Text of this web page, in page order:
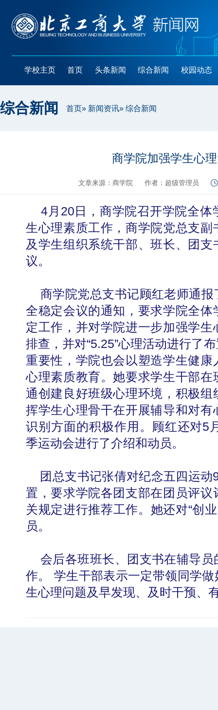
学校主页 首页 头条新闻 综合新闻 校园动态
综合新闻 首页» 新闻资讯» 综合新闻
商学院加强学生心
文章来源：商学院 作者：超级管理员
4月20日，商学院召开学院全体
生心理素质工作，商学院党总支
及学生组织系统干部、班长、团
议。
商学院党总支书记顾红老师通报
全稳定会议的通知，要求学院全
定工作，并对学院进一步加强学
排查，并对“5.25”心理活动进行了
重要性，学院也会以塑造学生健
心理素质教育。她要求学生干部
通创建良好班级心理环境，积极
挥学生心理骨干在开展辅导和对
识别方面的积极作用。顾红还对5
季运动会进行了介绍和动员。
团总支书记张倩对纪念五四运动
置，要求学院各团支部在团员评
关规定进行推荐工作。她还对“创
员。
会后各班班长、团支书在辅导员
作。 学生干部表示一定带领同学
生心理问题及早发现、及时干预、
学校志愿服务冬奥会和冬残奥会专题